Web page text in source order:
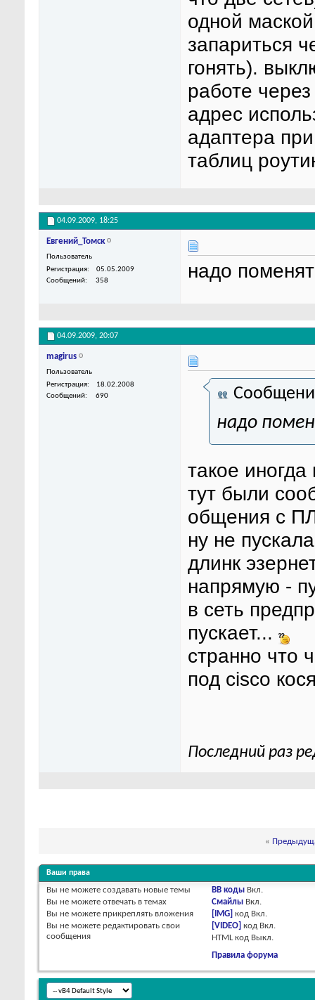
одной
запариться
гонять).
работе
адрес
адаптера
таблиц
04.09.2009, 18:25
Евгений_Томск
Пользователь
Регистрация
05.05.2009
Сообщений
358 надо
04.09.2009, 20:07
magirus
Пользователь
Регистрация
18.02.2008
Сообщений
690
надо
такое
тут были
общения с
ну не
длинк
напрямую -
в сеть
пускает...
странно что
под cisco
Последний раз
«
Ваши права
Вы не можете создавать новые темы
Вы не можете отвечать в темах
Вы не можете прикреплять вложения
Вы не можете редактировать свои
сообщения
BB коды Вкл.
Смайлы Вкл.
[IMG] код Вкл.
[VIDEO] код Вкл.
HTML код Выкл.
Правила форума